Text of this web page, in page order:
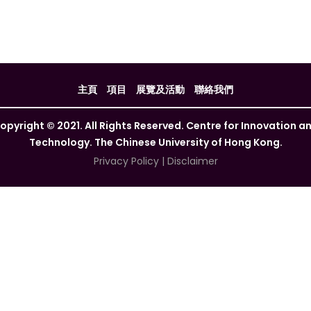
主頁 項目 展覽及活動 聯絡我們
© 2021. All Rights Reserved. Centre for Innovation
Technology. The Chinese University of Hong Kong.
Privacy Policy| Disclaimer